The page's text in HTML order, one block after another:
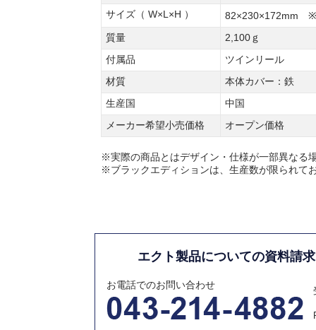
サイズ（ W×L×H ）
82×230×172mm ※
質量
2,100ｇ
付属品
ツインリール
材質
本体カバー：鉄
生産国
中国
メーカー希望小売価格
オープン価格
※実際の商品とはデザイン・仕様が一部異なる
※ブラックエディションは、生産数が限られて
エクト製品についての資料請
お電話でのお問い合わせ